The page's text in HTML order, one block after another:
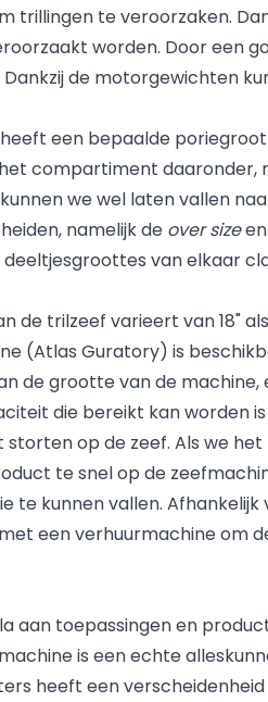
te veroorzaken.
worden. Door een
de motorgewichten
een bepaalde
compartiment
we wel laten vallen
namelijk de over size
van elkaar
de trilzeef varieert van 18"
(Atlas Guratory) is
de grootte van de
die bereikt kan worden
op de zeef. Als we
te snel op de
kunnen vallen.
een verhuurmachine om
aan toepassingen en
is een echte
heeft een